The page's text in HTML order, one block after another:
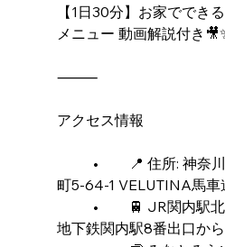
【1日30分】お家ででき
メニュー 動画解説付き
⸻
アクセス情報
町5-64-1 VELUTINA馬
地下鉄関内駅8番出口か